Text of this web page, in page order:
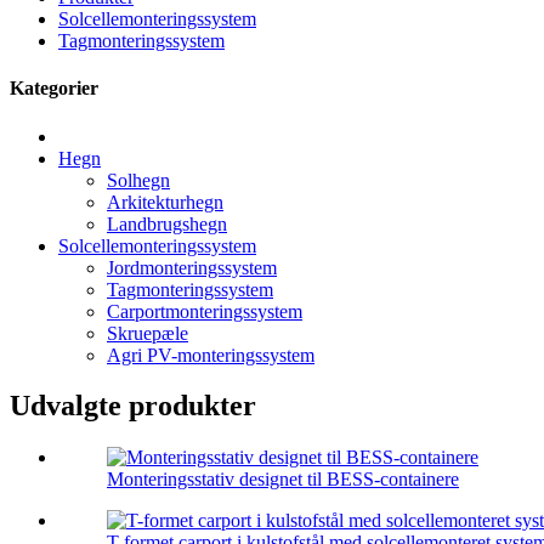
Solcellemonteringssystem
Tagmonteringssystem
Kategorier
Hegn
Solhegn
Arkitekturhegn
Landbrugshegn
Solcellemonteringssystem
Jordmonteringssystem
Tagmonteringssystem
Carportmonteringssystem
Skruepæle
Agri PV-monteringssystem
Udvalgte produkter
Monteringsstativ designet til BESS-containere